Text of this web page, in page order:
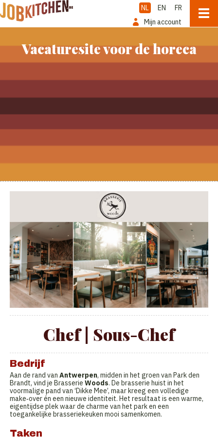
NL EN
FR
Mijn account
Vacaturesite voor de horeca
Chef | Sous-Chef
Bedrijf
Aan de rand van Antwerpen, midden in het groen van Park den
Brandt, vind je Brasserie Woods. De brasserie huist in het
voormalige pand van ‘Dikke Mee’, maar kreeg een volledige
make‑over én een nieuwe identiteit. Het resultaat is een warme,
eigentijdse plek waar de charme van het park en een
toegankelijke brasseriekeuken mooi samenkomen.
Taken